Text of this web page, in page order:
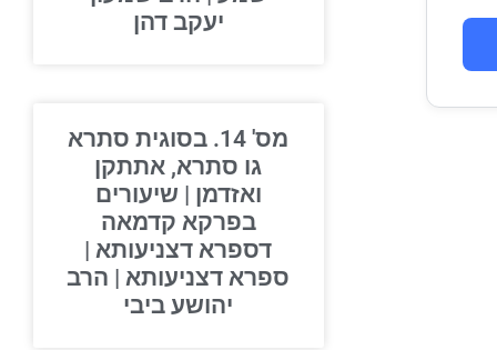
יעקב דהן
מס' 14. בסוגית סתרא
גו סתרא, אתתקן
ואזדמן | שיעורים
בפרקא קדמאה
דספרא דצניעותא |
ספרא דצניעותא | הרב
יהושע ביבי